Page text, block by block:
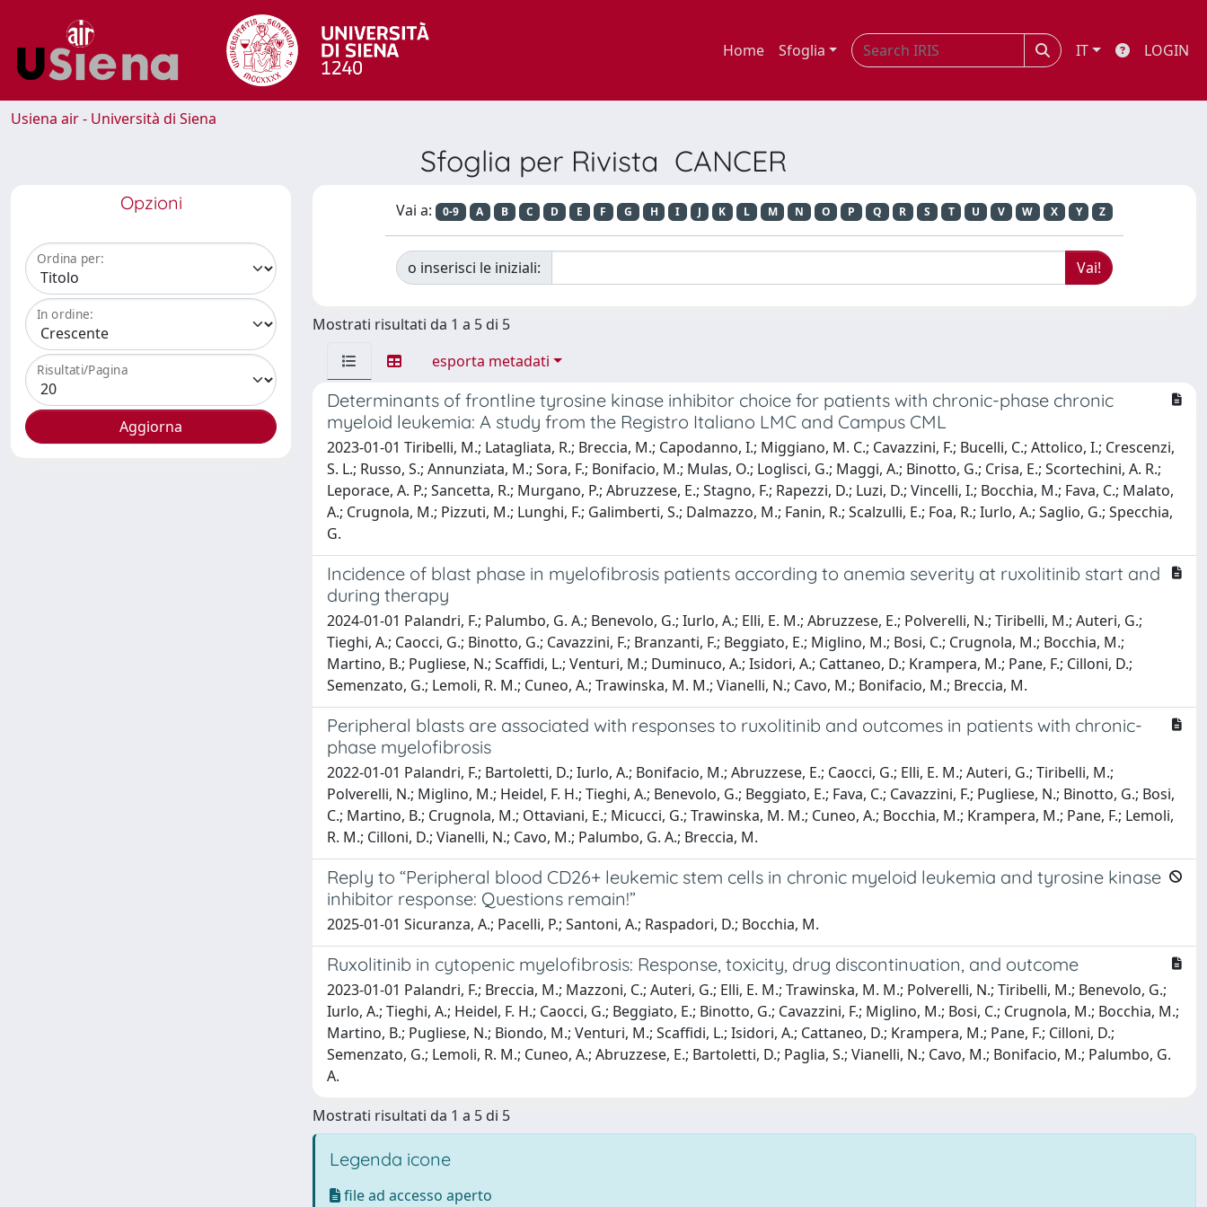
Home Sfoglia IT LOGIN
Usiena air - Università di Siena
Sfoglia per Rivista CANCER
Opzioni
Ordina per:
In ordine:
Risultati/Pagina
Vai a: 0-9 A B C D E F G H I J K L M N O P Q R S T U V W X Y Z
o inserisci le iniziali:
Mostrati risultati da 1 a 5 di 5
esporta metadati
Determinants of frontline tyrosine kinase inhibitor choice for patients with chronic-phase chronic
myeloid leukemia: A study from the Registro Italiano LMC and Campus CML
2023-01-01 Tiribelli, M.; Latagliata, R.; Breccia, M.; Capodanno, I.; Miggiano, M. C.; Cavazzini, F.; Bucelli, C.; Attolico, I.; Crescenzi,
S. L.; Russo, S.; Annunziata, M.; Sora, F.; Bonifacio, M.; Mulas, O.; Loglisci, G.; Maggi, A.; Binotto, G.; Crisa, E.; Scortechini, A. R.;
Leporace, A. P.; Sancetta, R.; Murgano, P.; Abruzzese, E.; Stagno, F.; Rapezzi, D.; Luzi, D.; Vincelli, I.; Bocchia, M.; Fava, C.; Malato,
A.; Crugnola, M.; Pizzuti, M.; Lunghi, F.; Galimberti, S.; Dalmazzo, M.; Fanin, R.; Scalzulli, E.; Foa, R.; Iurlo, A.; Saglio, G.; Specchia,
G.
Incidence of blast phase in myelofibrosis patients according to anemia severity at ruxolitinib start and
during therapy
2024-01-01 Palandri, F.; Palumbo, G. A.; Benevolo, G.; Iurlo, A.; Elli, E. M.; Abruzzese, E.; Polverelli, N.; Tiribelli, M.; Auteri, G.;
Tieghi, A.; Caocci, G.; Binotto, G.; Cavazzini, F.; Branzanti, F.; Beggiato, E.; Miglino, M.; Bosi, C.; Crugnola, M.; Bocchia, M.;
Martino, B.; Pugliese, N.; Scaffidi, L.; Venturi, M.; Duminuco, A.; Isidori, A.; Cattaneo, D.; Krampera, M.; Pane, F.; Cilloni, D.;
Semenzato, G.; Lemoli, R. M.; Cuneo, A.; Trawinska, M. M.; Vianelli, N.; Cavo, M.; Bonifacio, M.; Breccia, M.
Peripheral blasts are associated with responses to ruxolitinib and outcomes in patients with chronic-
phase myelofibrosis
2022-01-01 Palandri, F.; Bartoletti, D.; Iurlo, A.; Bonifacio, M.; Abruzzese, E.; Caocci, G.; Elli, E. M.; Auteri, G.; Tiribelli, M.;
Polverelli, N.; Miglino, M.; Heidel, F. H.; Tieghi, A.; Benevolo, G.; Beggiato, E.; Fava, C.; Cavazzini, F.; Pugliese, N.; Binotto, G.; Bosi,
C.; Martino, B.; Crugnola, M.; Ottaviani, E.; Micucci, G.; Trawinska, M. M.; Cuneo, A.; Bocchia, M.; Krampera, M.; Pane, F.; Lemoli,
R. M.; Cilloni, D.; Vianelli, N.; Cavo, M.; Palumbo, G. A.; Breccia, M.
Reply to “Peripheral blood CD26+ leukemic stem cells in chronic myeloid leukemia and tyrosine kinase
inhibitor response: Questions remain!”
2025-01-01 Sicuranza, A.; Pacelli, P.; Santoni, A.; Raspadori, D.; Bocchia, M.
Ruxolitinib in cytopenic myelofibrosis: Response, toxicity, drug discontinuation, and outcome
2023-01-01 Palandri, F.; Breccia, M.; Mazzoni, C.; Auteri, G.; Elli, E. M.; Trawinska, M. M.; Polverelli, N.; Tiribelli, M.; Benevolo, G.;
Iurlo, A.; Tieghi, A.; Heidel, F. H.; Caocci, G.; Beggiato, E.; Binotto, G.; Cavazzini, F.; Miglino, M.; Bosi, C.; Crugnola, M.; Bocchia, M.;
Martino, B.; Pugliese, N.; Biondo, M.; Venturi, M.; Scaffidi, L.; Isidori, A.; Cattaneo, D.; Krampera, M.; Pane, F.; Cilloni, D.;
Semenzato, G.; Lemoli, R. M.; Cuneo, A.; Abruzzese, E.; Bartoletti, D.; Paglia, S.; Vianelli, N.; Cavo, M.; Bonifacio, M.; Palumbo, G.
A.
Mostrati risultati da 1 a 5 di 5
Legenda icone
file ad accesso aperto